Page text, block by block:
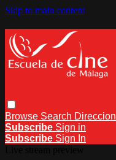
Skip to main content
Browse Search Direccion
Subscribe Sign in
Subscribe Sign In